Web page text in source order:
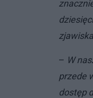
zjawiska
– W
przede
dostęp